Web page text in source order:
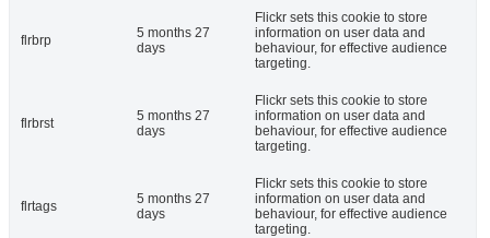
flrbrp
5 months 27
days
Flickr sets this cookie to store
information on user data and
behaviour, for effective audience
targeting.
flrbrst
5 months 27
days
Flickr sets this cookie to store
information on user data and
behaviour, for effective audience
targeting.
flrtags
5 months 27
days
Flickr sets this cookie to store
information on user data and
behaviour, for effective audience
targeting.